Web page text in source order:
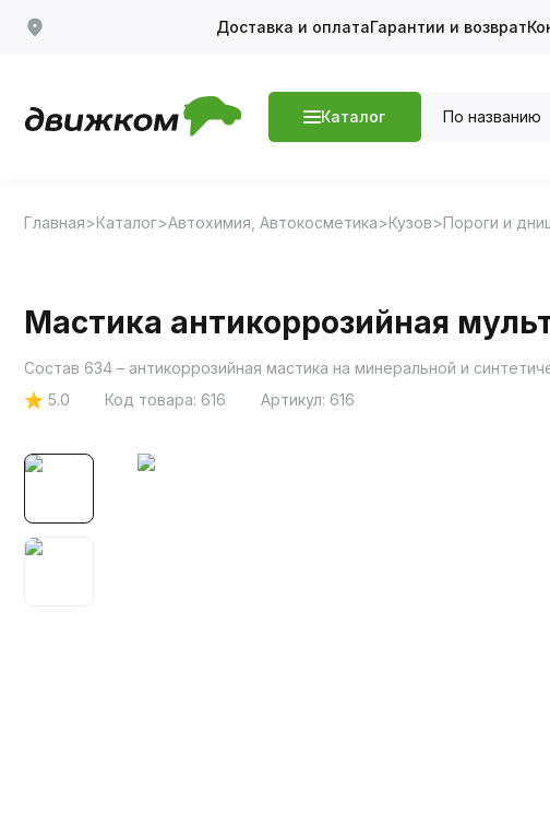
Доставка и оплатаГарантии и возврат
Каталог По названию
Главная Каталог Автохимия, Автокосметика Кузов Пороги и
Мастика антикоррозийная
Состав 634 – антикоррозийная мастика на минеральной и
5.0
Код товара: 616 Артикул: 616